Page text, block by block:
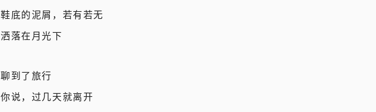
鞋底的泥屑，若有若无
洒落在月光下
聊到了旅行
你说，过几天就离开